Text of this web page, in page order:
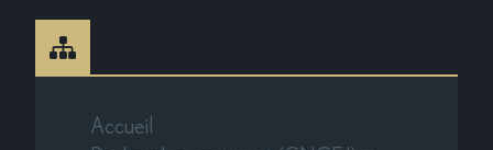
Accueil